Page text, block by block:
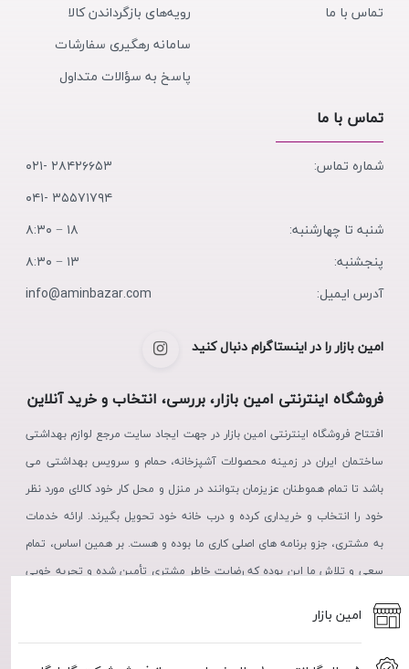
امین بازار
تماس با ما
رویه‌های بازگرداندن کالا
سامانه رهگیری سفارشات
پاسخ به سؤالات متداول
تماس با ما
شماره تماس:
۲۸۴۲۶۶۵۳ -۰۲۱
۳۵۵۷۱۷۹۴ -۰۴۱
شنبه تا چهارشنبه:
۱۸ − ۸:۳۰
پنجشنبه:
۱۳ − ۸:۳۰
آدرس ایمیل:
info@aminbazar.com
امین بازار را در اینستاگرام دنبال کنید
فروشگاه اینترنتی امین بازار، بررسی، انتخاب و خرید آنلاین
افتتاح فروشگاه اینترنتی امین بازار در جهت ایجاد سایت مرجع لوازم بهداشتی
ساختمان ایران در زمینه محصولات آشپزخانه، حمام و سرویس بهداشتی می
باشد تا تمام هموطنان عزیزمان بتوانند در منزل و محل کار خود کالای مورد نظر
خود را انتخاب و خریداری کرده و درب خانه خود تحویل بگیرند. ارائه خدمات
به مشتری، جزو برنامه های اصلی کاری ما بوده و هست. بر همین اساس، تمام
سعی و تلاش ما این بوده که رضایت خاطر مشتری تأمین شده و تجربه خوبی
از خرید، در ذهن مشتریان عزیز نقش بندد.